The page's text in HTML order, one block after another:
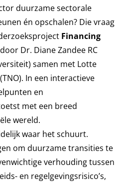
duurzame sectorale
én opschalen? Die vraag
Financing
Dr. Diane Zandee RC
samen met Lotte
In een interactieve
en
met een breed
wereld.
waar het schuurt.
om duurzame transities te
verhouding tussen
en regelgevingsrisico’s,